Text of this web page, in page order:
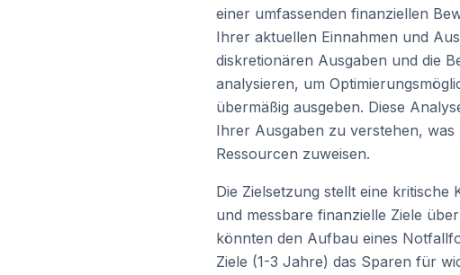
einer umfassenden finanziellen
Ihrer aktuellen Einnahmen und
diskretionären Ausgaben und die
analysieren, um
übermäßig ausgeben. Diese
Ihrer Ausgaben zu verstehen,
Ressourcen zuweisen.
Die Zielsetzung stellt eine
und messbare finanzielle Ziele
könnten den Aufbau eines
Ziele (1-3 Jahre) das Sparen für